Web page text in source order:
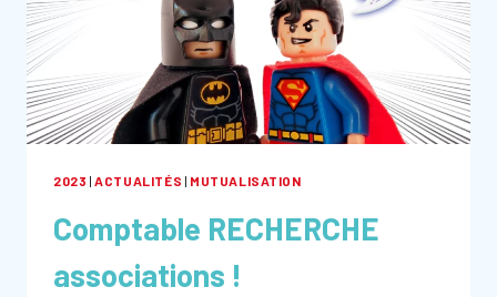
2023 | ACTUALITÉS | MUTUALISATION
Comptable RECHERCHE
associations !